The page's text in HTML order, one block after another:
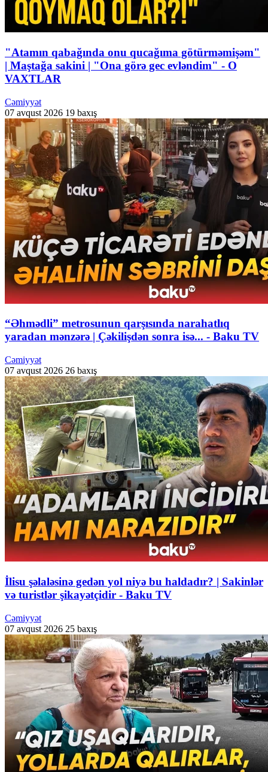
"Atamın qabağında onu qucağıma götürməmişəm"
| Maştağa sakini | "Ona görə gec evləndim" - O
VAXTLAR
Cəmiyyət
07 avqust 2026 19 baxış
“Əhmədli” metrosunun qarşısında narahatlıq
yaradan mənzərə | Çəkilişdən sonra isə... - Baku TV
Cəmiyyət
07 avqust 2026 26 baxış
İlisu şəlaləsinə gedən yol niyə bu haldadır? | Sakinlər
və turistlər şikayətçidir - Baku TV
Cəmiyyət
07 avqust 2026 25 baxış